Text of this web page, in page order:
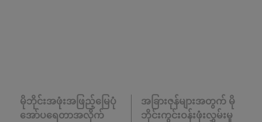
မိုဘိုင်းအဖုံးအဖြည့်မြေပုံ
အော်ပရေတာအလိုက်
အခြားဇုန်များအတွက် မို
ဘိုင်းကွင်းဝန်းဖုံးလွှမ်းမှု